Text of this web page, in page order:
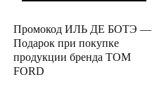
Промокод ИЛЬ ДЕ БОТЭ —
Подарок при покупке
продукции бренда TOM
FORD